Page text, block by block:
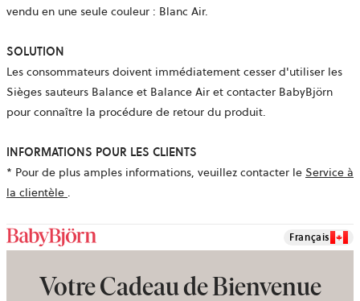
vendu en une seule couleur : Blanc Air.
SOLUTION
Les consommateurs doivent immédiatement cesser d'utiliser les
Sièges sauteurs Balance et Balance Air et contacter BabyBjörn
pour connaître la procédure de retour du produit.
INFORMATIONS POUR LES CLIENTS
* Pour de plus amples informations, veuillez contacter le Service à
la clientèle ouvre
un
nouvel
.
Français
Votre Cadeau de Bienvenue